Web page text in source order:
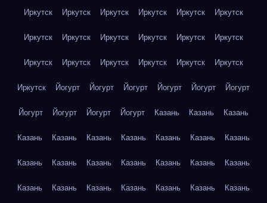
Иркутск Иркутск Иркутск Иркутск Иркутск Иркутск
Иркутск Иркутск Иркутск Иркутск Иркутск Иркутск
Иркутск Иркутск Иркутск Иркутск Иркутск Иркутск
Иркутск Йогурт Йогурт Йогурт Йогурт Йогурт Йогурт
Йогурт Йогурт Йогурт Йогурт Казань Казань Казань
Казань Казань Казань Казань Казань Казань Казань
Казань Казань Казань Казань Казань Казань Казань
Казань Казань Казань Казань Казань Казань Казань